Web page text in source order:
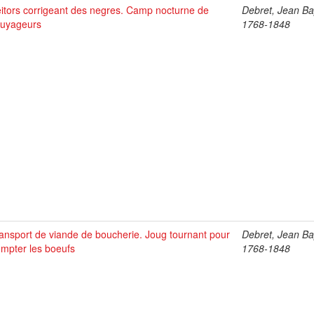
corrigeant des negres. Camp nocturne de
Debret, Jean
1768-1848
de viande de boucherie. Joug tournant pour
les boeufs
Debret, Jean
1768-1848